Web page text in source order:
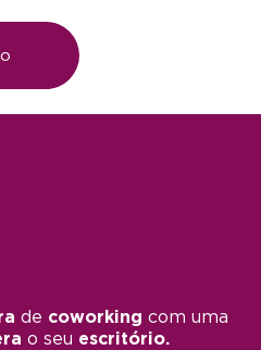
de coworking com uma
o seu escritório.